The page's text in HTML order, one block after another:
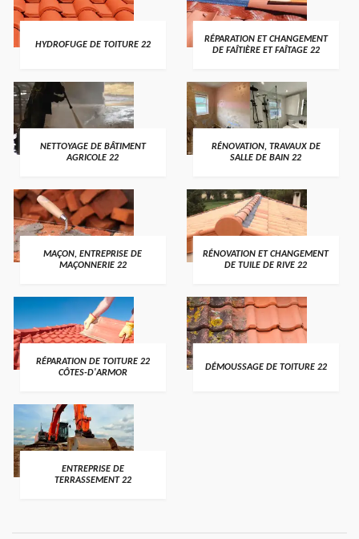
HYDROFUGE DE TOITURE 22
RÉPARATION ET CHANGEMENT
DE FAÎTIÈRE ET FAÎTAGE 22
NETTOYAGE DE BÂTIMENT
AGRICOLE 22
RÉNOVATION, TRAVAUX DE
SALLE DE BAIN 22
MAÇON, ENTREPRISE DE
MAÇONNERIE 22
RÉNOVATION ET CHANGEMENT
DE TUILE DE RIVE 22
RÉPARATION DE TOITURE 22
CÔTES-D'ARMOR
DÉMOUSSAGE DE TOITURE 22
ENTREPRISE DE
TERRASSEMENT 22